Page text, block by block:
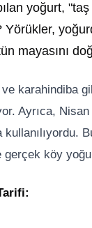
yoğurt, "taş
Yörükler,
mayasını
ve karahindiba
Ayrıca,
gerçek köy